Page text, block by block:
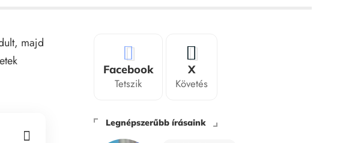
majd
Facebook
Tetszik
X
Követés
Legnépszerűbb írásaink